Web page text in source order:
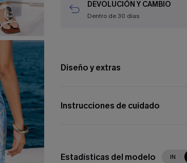
DEVOLUCIÓN Y CAMBIO
Dentro de 30 días
Diseño y extras
Instrucciones de cuidado
Estadísticas del modelo IN